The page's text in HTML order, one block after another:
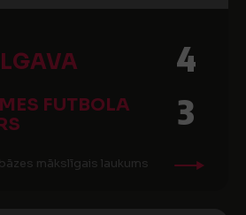
4
FUTBOLA
3
mākslīgais laukums